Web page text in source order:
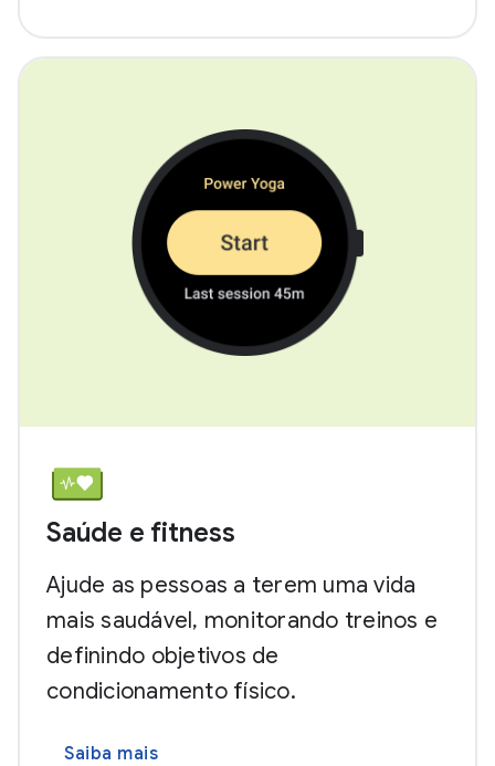
Saúde e fitness
Ajude as pessoas a terem uma vida
mais saudável, monitorando treinos e
definindo objetivos de
condicionamento físico.
Saiba mais